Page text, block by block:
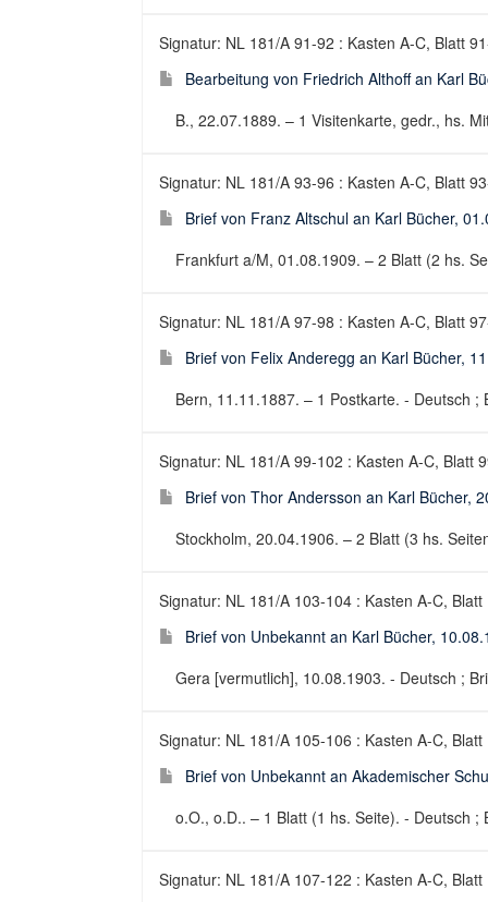
Signatur: NL 181/A 91-92 : Kasten A-C, Blatt
Bearbeitung von Friedrich Althoff an Karl
B., 22.07.1889. – 1 Visitenkarte, gedr., hs.
Signatur: NL 181/A 93-96 : Kasten A-C, Blatt
Brief von Franz Altschul an Karl Bücher,
Frankfurt a/M, 01.08.1909. – 2 Blatt (2 hs.
Signatur: NL 181/A 97-98 : Kasten A-C, Blatt
Brief von Felix Anderegg an Karl Bücher,
Bern, 11.11.1887. – 1 Postkarte. - Deutsch ;
Signatur: NL 181/A 99-102 : Kasten A-C, Blatt
Brief von Thor Andersson an Karl Bücher,
Stockholm, 20.04.1906. – 2 Blatt (3 hs.
Signatur: NL 181/A 103-104 : Kasten A-C,
Brief von Unbekannt an Karl Bücher,
Gera [vermutlich], 10.08.1903. - Deutsch ;
Signatur: NL 181/A 105-106 : Kasten A-C,
Brief von Unbekannt an Akademischer
o.O., o.D.. – 1 Blatt (1 hs. Seite). - Deutsch ;
Signatur: NL 181/A 107-122 : Kasten A-C,